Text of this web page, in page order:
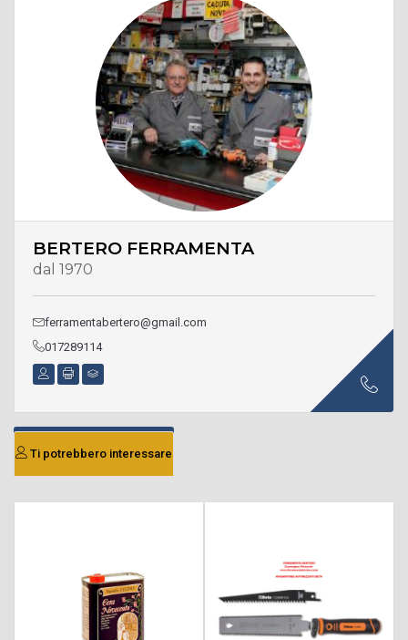
BERTERO FERRAMENTA
dal 1970
ferramentabertero@gmail.com
017289114
Ti potrebbero interessare